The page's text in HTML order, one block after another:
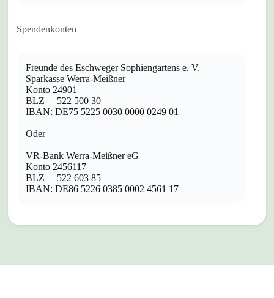
Spendenkonten
Freunde des Eschweger Sophiengartens e. V.
Sparkasse Werra-Meißner
Konto 24901
BLZ 522 500 30
IBAN: DE75 5225 0030 0000 0249 01
Oder
VR-Bank Werra-Meißner eG
Konto 2456117
BLZ 522 603 85
IBAN: DE86 5226 0385 0002 4561 17